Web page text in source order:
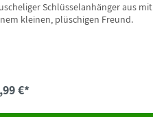
Schlüsselanhänger aus mit
kleinen, plüschigen Freund.
€*